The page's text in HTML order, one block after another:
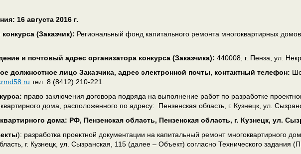
16 августа 2016 г.
(Заказчик): Региональный фонд капитального ремонта многоквартирных
и почтовый адрес организатора конкурса (Заказчика): 440008, г. Пенза, ул.
должностное лицо Заказчика, адрес электронной почты, контактный телефон:
тел. 8 (8412) 210-221.
право заключения договора подряда на выполнение работ по разработке
дома, расположенного по адресу: Пензенская область, г. Кузнецк, ул.
дома: РФ, Пензенская область, Пензенская область, г. Кузнецк, ул.
): разработка проектной документации на капитальный ремонт многоквартирного
г. Кузнецк, ул. Сызранская, 115 (далее – Объект) согласно Технического задания